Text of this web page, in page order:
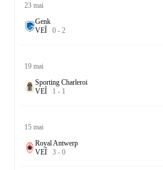
23 mai
Genk
VEÎ 0 - 2
19 mai
Sporting Charleroi
VEÎ 1 - 1
15 mai
Royal Antwerp
VEÎ 3 - 0